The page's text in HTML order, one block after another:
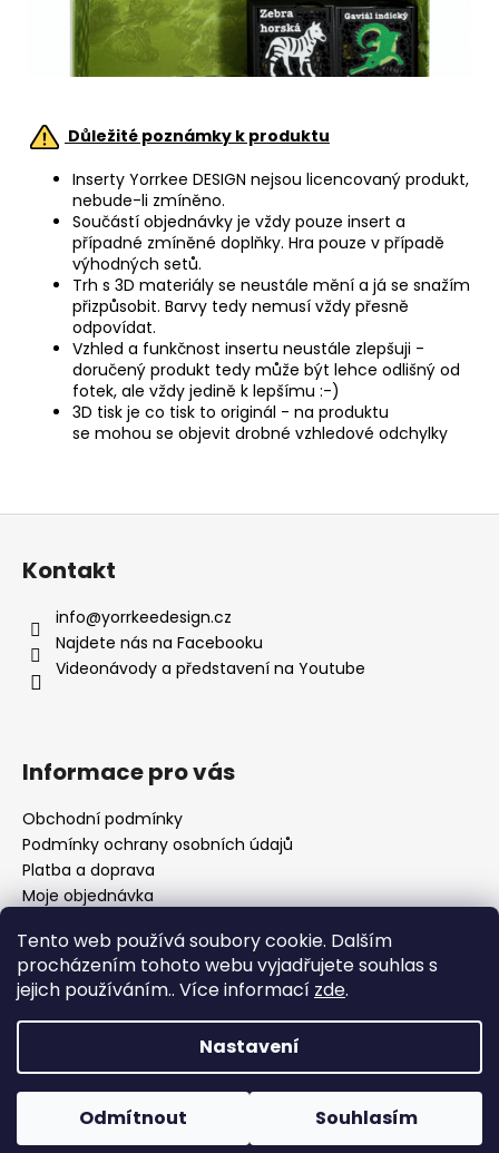
Tento web používá soubory cookie. Dalším
procházením tohoto webu vyjadřujete souhlas s
jejich používáním.. Více informací zde.
Nastavení
Odmítnout Souhlasím
Důležité poznámky k produktu
Inserty Yorrkee DESIGN nejsou licencovaný produkt,
nebude-li zmíněno.
Součástí objednávky je vždy pouze insert a
případné zmíněné doplňky. Hra pouze v případě
výhodných setů.
Trh s 3D materiály se neustále mění a já se snažím
přizpůsobit. Barvy tedy nemusí vždy přesně
odpovídat.
Vzhled a funkčnost insertu neustále zlepšuji -
doručený produkt tedy může být lehce odlišný od
fotek, ale vždy jedině k lepšímu :-)
3D tisk je co tisk to originál - na produktu
se mohou se objevit drobné vzhledové odchylky
Z
Kontakt
info@yorrkeedesign.cz
Najdete nás na Facebooku
Videonávody a představení na Youtube
Informace pro vás
Obchodní podmínky
Podmínky ochrany osobních údajů
Platba a doprava
Moje objednávka
Copyright 2026Yorrkee DESIGN. Všechna práva